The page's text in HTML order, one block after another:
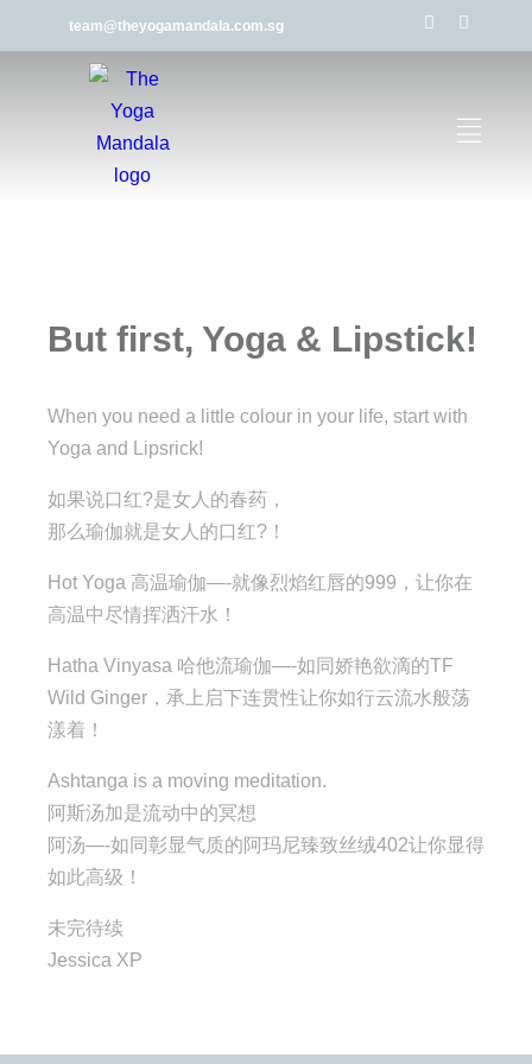
team@theyogamandala.com.sg
But first, Yoga & Lipstick!
When you need a little colour in your life, start with
Yoga and Lipsrick!
如果说口红?是女人的春药，
那么瑜伽就是女人的口红?！
Hot Yoga 高温瑜伽—-就像烈焰红唇的999，让你在
高温中尽情挥洒汗水！
Hatha Vinyasa 哈他流瑜伽—-如同娇艳欲滴的TF
Wild Ginger，承上启下连贯性让你如行云流水般荡
漾着！
Ashtanga is a moving meditation.
阿斯汤加是流动中的冥想
阿汤—-如同彰显气质的阿玛尼臻致丝绒402让你显得
如此高级！
未完待续
Jessica XP